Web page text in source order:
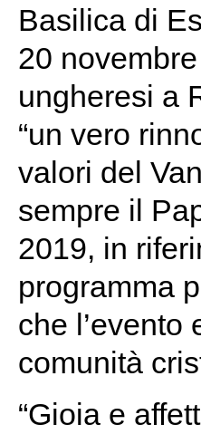
Basilica di
20
ungheresi a
“un vero
valori del
sempre il
2019, in
programma
che
comunità
“Gioia e